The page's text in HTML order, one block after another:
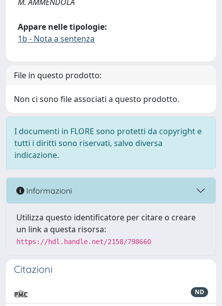
Appare nelle tipologie:
1b - Nota a sentenza
File in questo prodotto:
Non ci sono file associati a questo prodotto.
I documenti in FLORE sono protetti da copyright e
tutti i diritti sono riservati, salvo diversa
indicazione.
Informazioni
Utilizza questo identificatore per citare o creare
un link a questa risorsa:
https://hdl.handle.net/2158/798660
Citazioni
ND